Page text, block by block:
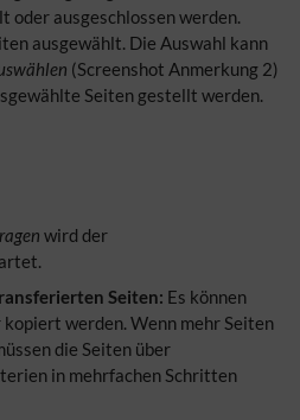
oder ausgeschlossen werden.
ausgewählt. Die Auswahl kann
(Screenshot Anmerkung 2)
Seiten gestellt werden.
wird der
Seiten: Es können
werden. Wenn mehr Seiten
die Seiten über
in mehrfachen Schritten